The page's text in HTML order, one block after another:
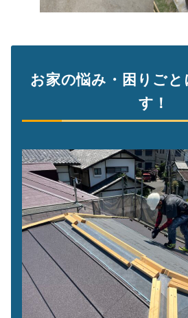
お家の悩み・困りごと
す！